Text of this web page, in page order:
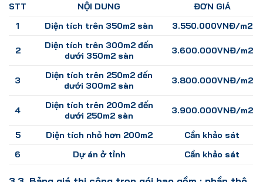
STT NỘI DUNG
ĐƠN GIÁ
1
Diện tích trên 350m2 sàn 3.550.000VNĐ/m2
2
Diện tích trên 300m2 đến
dưới 350m2 sàn
3.600.000VNĐ/m2
3
Diện tích trên 250m2 đến
dưới 300m2 sàn
3.800.000VNĐ/m2
4
Diện tích trên 200m2 đến
dưới 250m2 sàn
3.900.000VNĐ/m2
5 Diện tích nhỏ hơn 200m2
Cần khảo sát
6
Dự án ở tỉnh Cần khảo sát